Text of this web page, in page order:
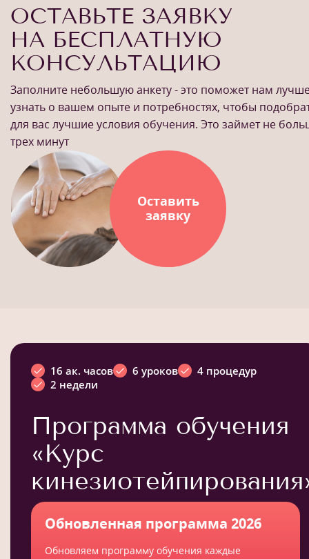
ОСТАВЬТЕ ЗАЯВКУ
НА БЕСПЛАТНУЮ
КОНСУЛЬТАЦИЮ
Заполните небольшую анкету - это поможет нам
узнать о вашем опыте и потребностях, чтобы
для вас лучшие условия обучения. Это займет не
трех минут
Оставить
заявку
16 ак. часов 6 уроков
4 процедур
2 недели
Программа обучения
«Курс
Обновленная программа 2026
Обновляем программу обучения каждые